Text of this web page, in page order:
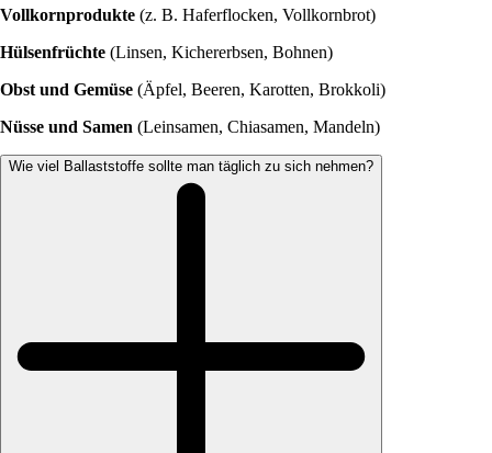
Vollkornprodukte (z. B. Haferflocken, Vollkornbrot)
Hülsenfrüchte (Linsen, Kichererbsen, Bohnen)
Obst und Gemüse (Äpfel, Beeren, Karotten, Brokkoli)
Nüsse und Samen (Leinsamen, Chiasamen, Mandeln)
Wie viel Ballaststoffe sollte man täglich zu sich nehmen?